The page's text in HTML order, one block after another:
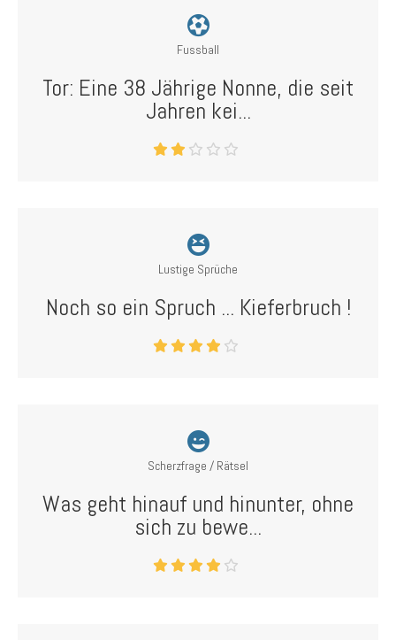
Fussball
Tor: Eine 38 Jährige Nonne, die seit
Jahren kei...
Lustige Sprüche
Noch so ein Spruch ... Kieferbruch !
Scherzfrage / Rätsel
Was geht hinauf und hinunter, ohne
sich zu bewe...